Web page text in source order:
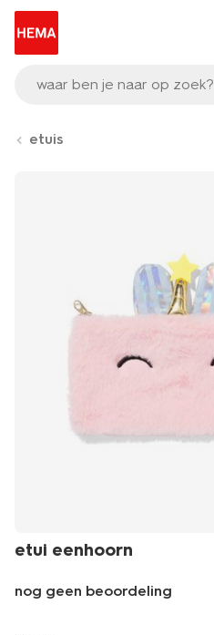
waar ben je naar op zoek?
etuis
etui eenhoorn
nog geen beoordeling